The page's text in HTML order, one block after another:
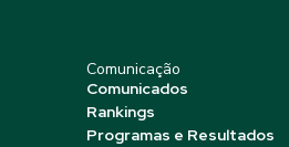
Comunicação
Comunicados
Rankings
Programas e Resultados